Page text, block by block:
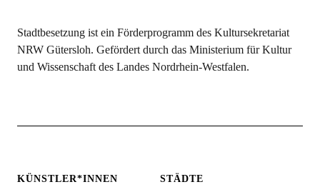
Stadtbesetzung ist ein Förderprogramm des Kultursekretariat
NRW Gütersloh. Gefördert durch das Ministerium für Kultur
und Wissenschaft des Landes Nordrhein-Westfalen.
KÜNSTLER*INNEN STÄDTE